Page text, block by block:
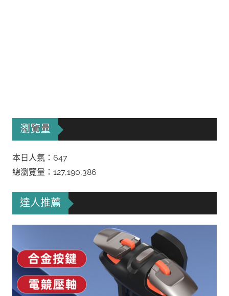
瀏覽量
本日人氣：647
總瀏覽量：127,190,386
達人推薦